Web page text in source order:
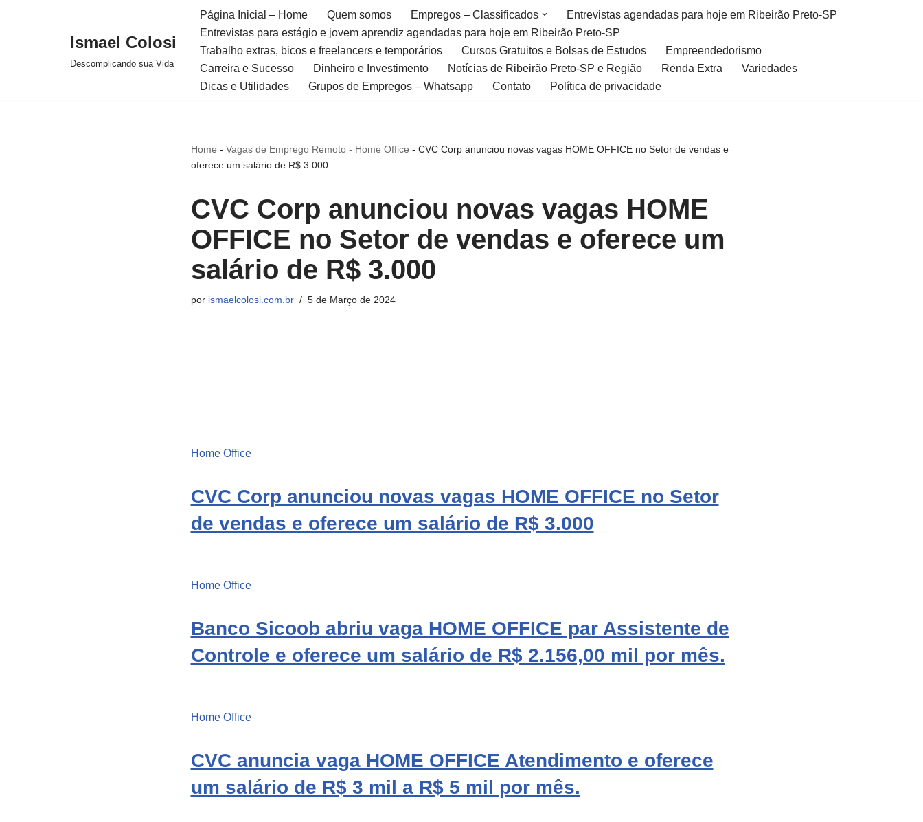
Ismael Colosi
Descomplicando sua Vida
Página Inicial – Home Quem somos Empregos – Classificados
Entrevistas agendadas para hoje em Ribeirão Preto-SP
Entrevistas para estágio e jovem aprendiz agendadas para hoje em Ribeirão Preto-SP
Trabalho extras, bicos e freelancers e temporários
Cursos Gratuitos e Bolsas de Estudos
Empreendedorismo
Carreira e Sucesso
Dinheiro e Investimento Notícias de Ribeirão Preto-SP e Região Renda Extra
Variedades
Dicas e Utilidades
Grupos de Empregos – Whatsapp Contato Política de privacidade
Home - Vagas de Emprego Remoto - Home Office - CVC Corp anunciou novas vagas HOME OFFICE no Setor de vendas e
oferece um salário de R$ 3.000
CVC Corp anunciou novas vagas HOME
OFFICE no Setor de vendas e oferece um
salário de R$ 3.000
por ismaelcolosi.com.br 5 de Março de 2024
Home Office
CVC Corp anunciou novas vagas HOME OFFICE no Setor
de vendas e oferece um salário de R$ 3.000
Home Office
Banco Sicoob abriu vaga HOME OFFICE par Assistente de
Controle e oferece um salário de R$ 2.156,00 mil por mês.
Home Office
CVC anuncia vaga HOME OFFICE Atendimento e oferece
um salário de R$ 3 mil a R$ 5 mil por mês.